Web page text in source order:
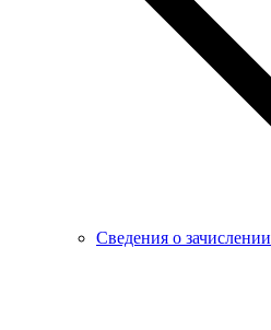
Сведения о зачислении